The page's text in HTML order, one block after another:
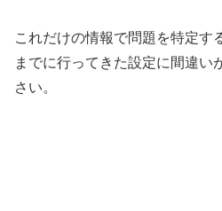
これだけの情報で問題を特定す
までに行ってきた設定に間違い
さい。